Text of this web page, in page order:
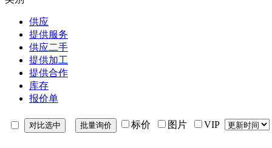
供应
提供服务
供应二手
提供加工
提供合作
库存
报价单
标价 图片 VIP